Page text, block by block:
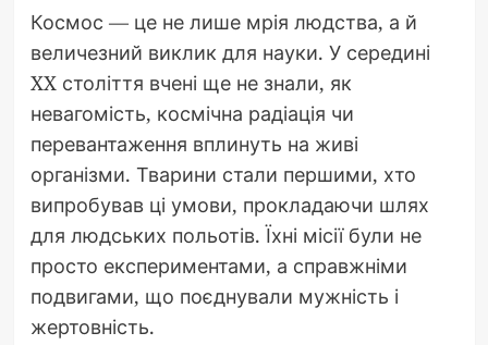
Космос — це не лише мрія людства, а й
величезний виклик для науки. У середині
XX століття вчені ще не знали, як
невагомість, космічна радіація чи
перевантаження вплинуть на живі
організми. Тварини стали першими, хто
випробував ці умови, прокладаючи шлях
для людських польотів. Їхні місії були не
просто експериментами, а справжніми
подвигами, що поєднували мужність і
жертовність.